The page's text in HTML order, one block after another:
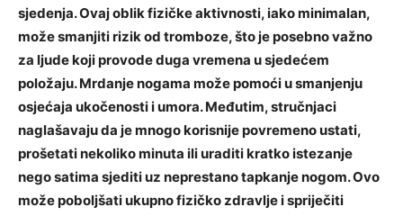
sjedenja. Ovaj oblik fizičke aktivnosti, iako minimalan,
može smanjiti rizik od tromboze, što je posebno važno
za ljude koji provode duga vremena u sjedećem
položaju.Mrdanje nogama može pomoći u smanjenju
osjećaja ukočenosti i umora. Međutim, stručnjaci
naglašavaju da je mnogo korisnije povremeno ustati,
prošetati nekoliko minuta ili uraditi kratko istezanje
nego satima sjediti uz neprestano tapkanje nogom. Ovo
može poboljšati ukupno fizičko zdravlje i spriječiti